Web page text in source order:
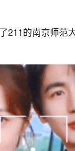
211的南京师范